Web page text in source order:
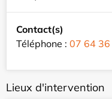
Contact(s)
Téléphone : 07 64
Lieux d'intervention